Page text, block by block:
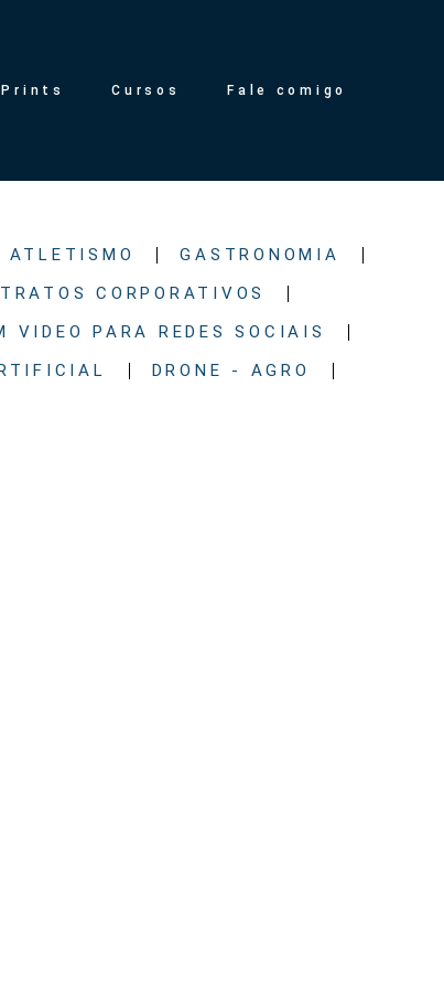
Prints Cursos Fale comigo
ATLETISMO
GASTRONOMIA
CORPORATIVOS
VIDEO PARA REDES SOCIAIS
DRONE - AGRO